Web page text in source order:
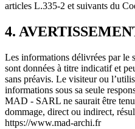
articles L.335-2 et suivants du
4.
Les informations délivrées par le
sont données à titre indicatif et
sans préavis. Le visiteur ou
informations sous sa seule
MAD - SARL ne saurait être
dommage, direct ou indirect,
https://www.mad-archi.fr